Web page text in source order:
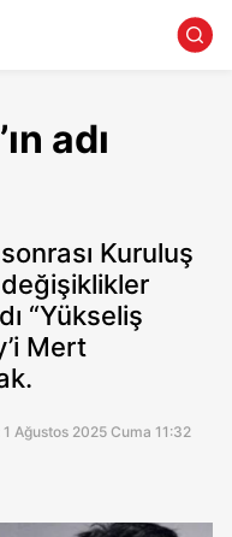
adı
Kuruluş
“Yükseliş
Mert
Ağustos 2025 Cuma 11:32